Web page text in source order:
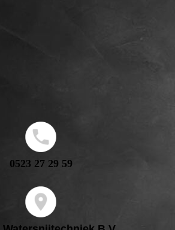
0523 27 29 59